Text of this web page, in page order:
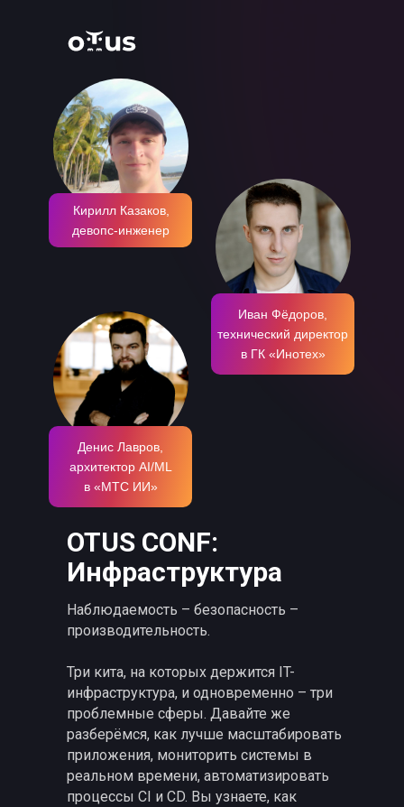
OTUS CONF:
Инфраструктура
Наблюдаемость – безопасность –
производительность.
Три кита, на которых держится IT-
инфраструктура, и одновременно – три
проблемные сферы. Давайте же
разберёмся, как лучше масштабировать
приложения, мониторить системы в
реальном времени, автоматизировать
процессы CI и CD. Вы узнаете, как
Кирилл Казаков,
девопс-инженер
Иван Фёдоров,
технический директор
в ГК «Инотех»
Денис Лавров,
архитектор AI/ML
в «МТС ИИ»